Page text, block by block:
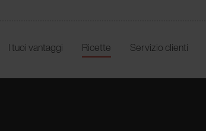
I tuoi vantaggi Ricette Servizio clienti